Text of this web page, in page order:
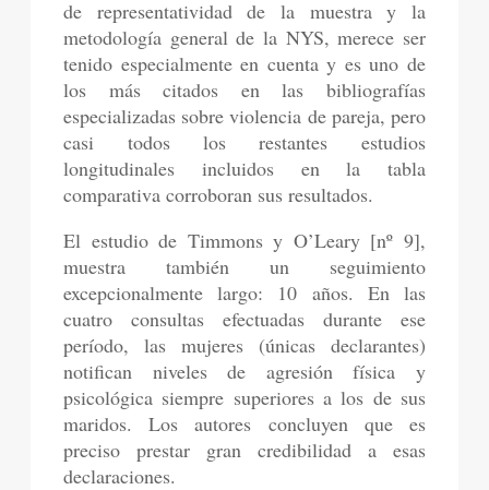
de representatividad de la muestra y la
metodología general de la NYS, merece ser
tenido especialmente en cuenta y es uno de
los más citados en las bibliografías
especializadas sobre violencia de pareja, pero
casi todos los restantes estudios
longitudinales incluidos en la tabla
comparativa corroboran sus resultados.
El estudio de Timmons y O’Leary [nº 9],
muestra también un seguimiento
excepcionalmente largo: 10 años. En las
cuatro consultas efectuadas durante ese
período, las mujeres (únicas declarantes)
notifican niveles de agresión física y
psicológica siempre superiores a los de sus
maridos. Los autores concluyen que es
preciso prestar gran credibilidad a esas
declaraciones.